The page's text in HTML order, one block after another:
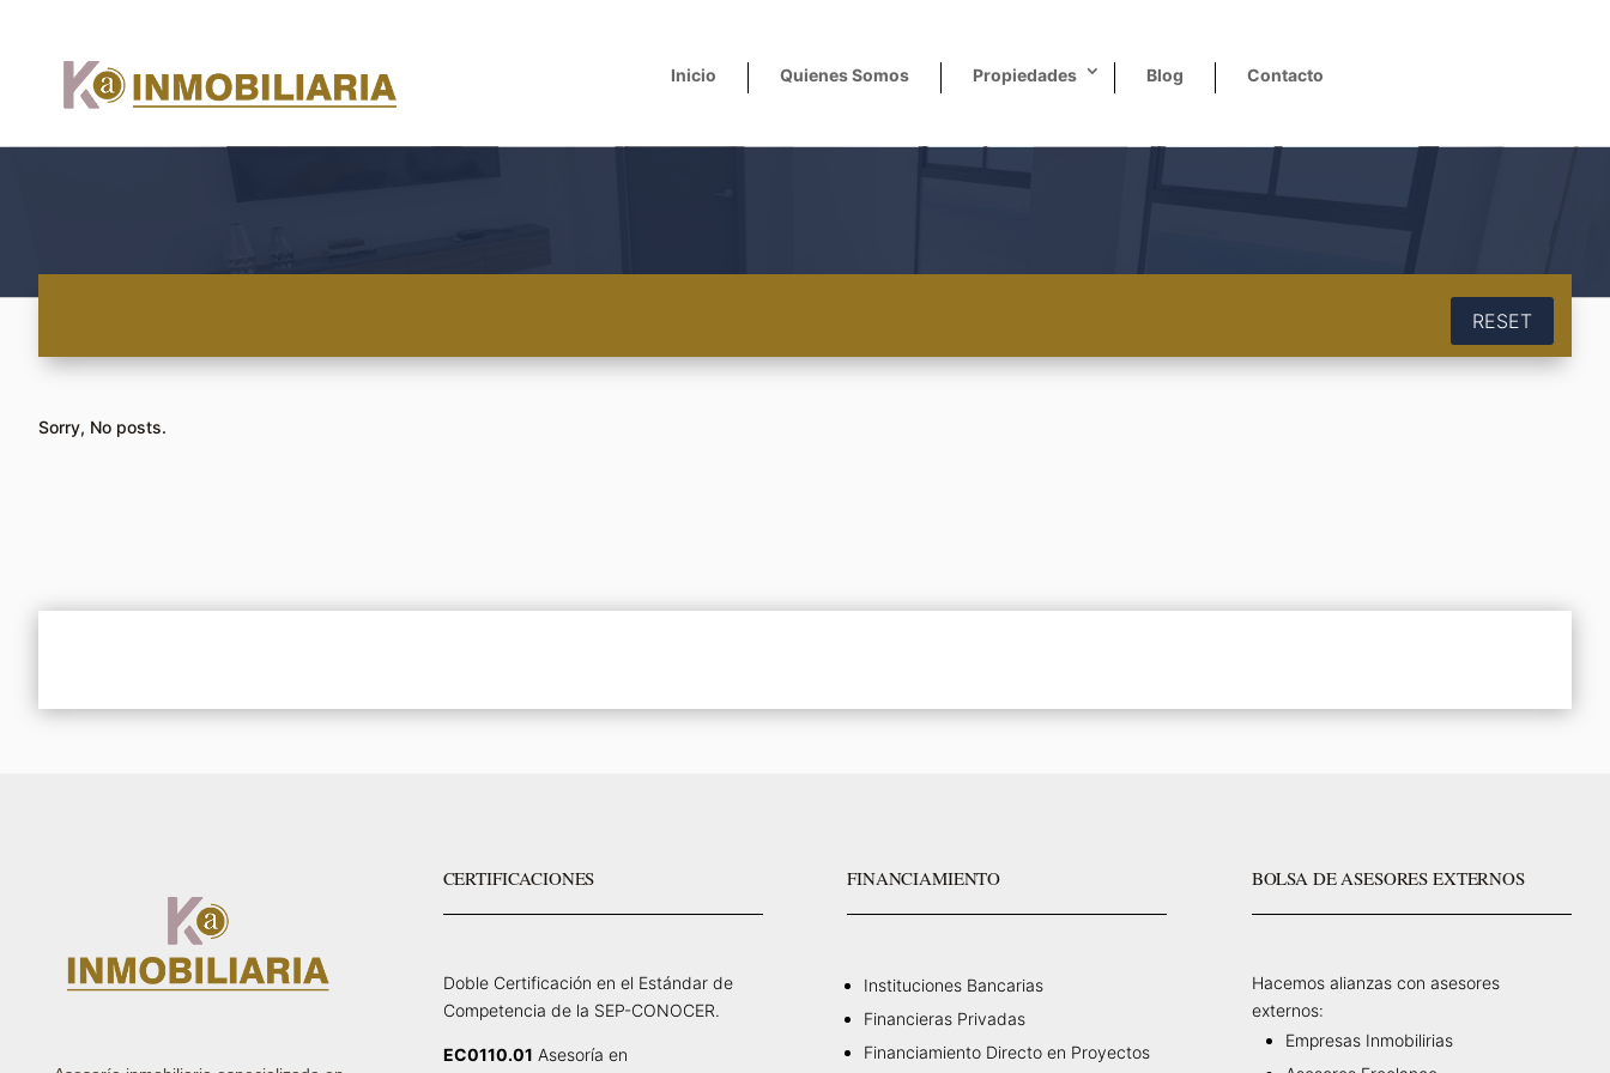
Inicio Quienes Somos Propiedades Blog Contacto
RESET
Sorry, No posts.
CERTIFICACIONES
Doble Certificación en el Estándar de
Competencia de la SEP-CONOCER.
EC0110.01 Asesoría en
FINANCIAMIENTO
Instituciones Bancarias
Financieras Privadas
Financiamiento Directo en Proyectos
BOLSA DE ASESORES EXTERNOS
Hacemos alianzas con asesores
externos:
Empresas Inmobilirias